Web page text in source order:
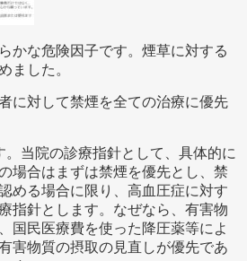
かな危険因子です。煙草に対する
ました。
に対して禁煙を全ての治療に優先
当院の診療指針として、具体的に
場合はまずは禁煙を優先とし、禁
める場合に限り、高血圧症に対す
指針とします。なぜなら、有害物
国民医療費を使った降圧薬等によ
害物質の摂取の見直しが優先であ